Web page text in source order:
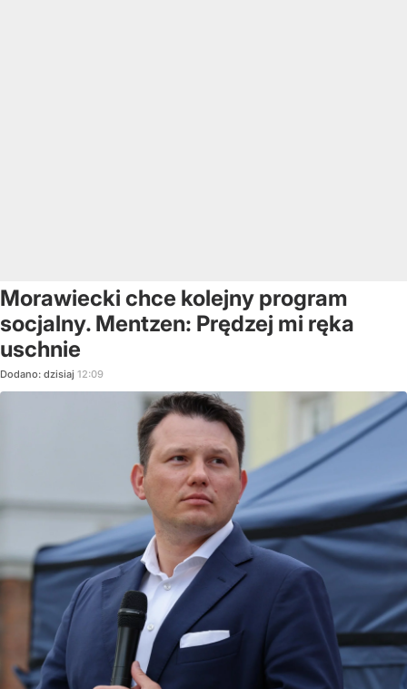
Morawiecki chce kolejny program
socjalny. Mentzen: Prędzej mi ręka
uschnie
Dodano: dzisiaj 12:09